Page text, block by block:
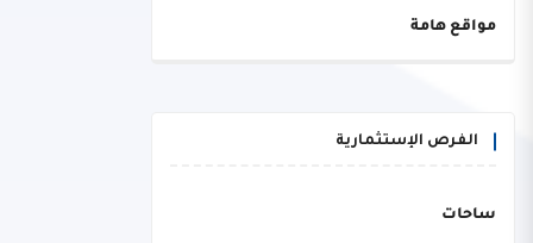
مواقع هامة
الفرص الإستثمارية
ساحات